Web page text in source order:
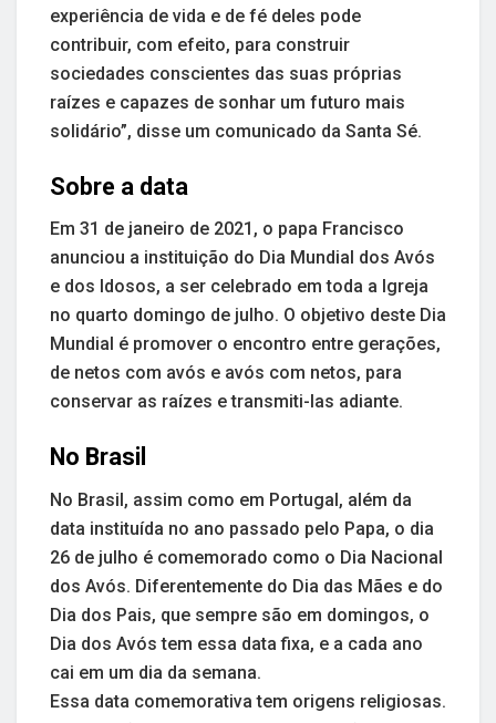
experiência de vida e de fé deles pode
contribuir, com efeito, para construir
sociedades conscientes das suas próprias
raízes e capazes de sonhar um futuro mais
solidário”, disse um comunicado da Santa Sé.
Sobre a data
Em 31 de janeiro de 2021, o papa Francisco
anunciou a instituição do Dia Mundial dos Avós
e dos Idosos, a ser celebrado em toda a Igreja
no quarto domingo de julho. O objetivo deste Dia
Mundial é promover o encontro entre gerações,
de netos com avós e avós com netos, para
conservar as raízes e transmiti-las adiante.
No Brasil
No Brasil, assim como em Portugal, além da
data instituída no ano passado pelo Papa, o dia
26 de julho é comemorado como o Dia Nacional
dos Avós. Diferentemente do Dia das Mães e do
Dia dos Pais, que sempre são em domingos, o
Dia dos Avós tem essa data fixa, e a cada ano
cai em um dia da semana.
Essa data comemorativa tem origens religiosas.